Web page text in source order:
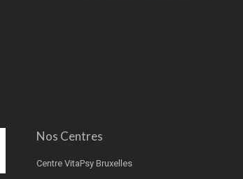
Nos Centres
Centre VitaPsy Bruxelles